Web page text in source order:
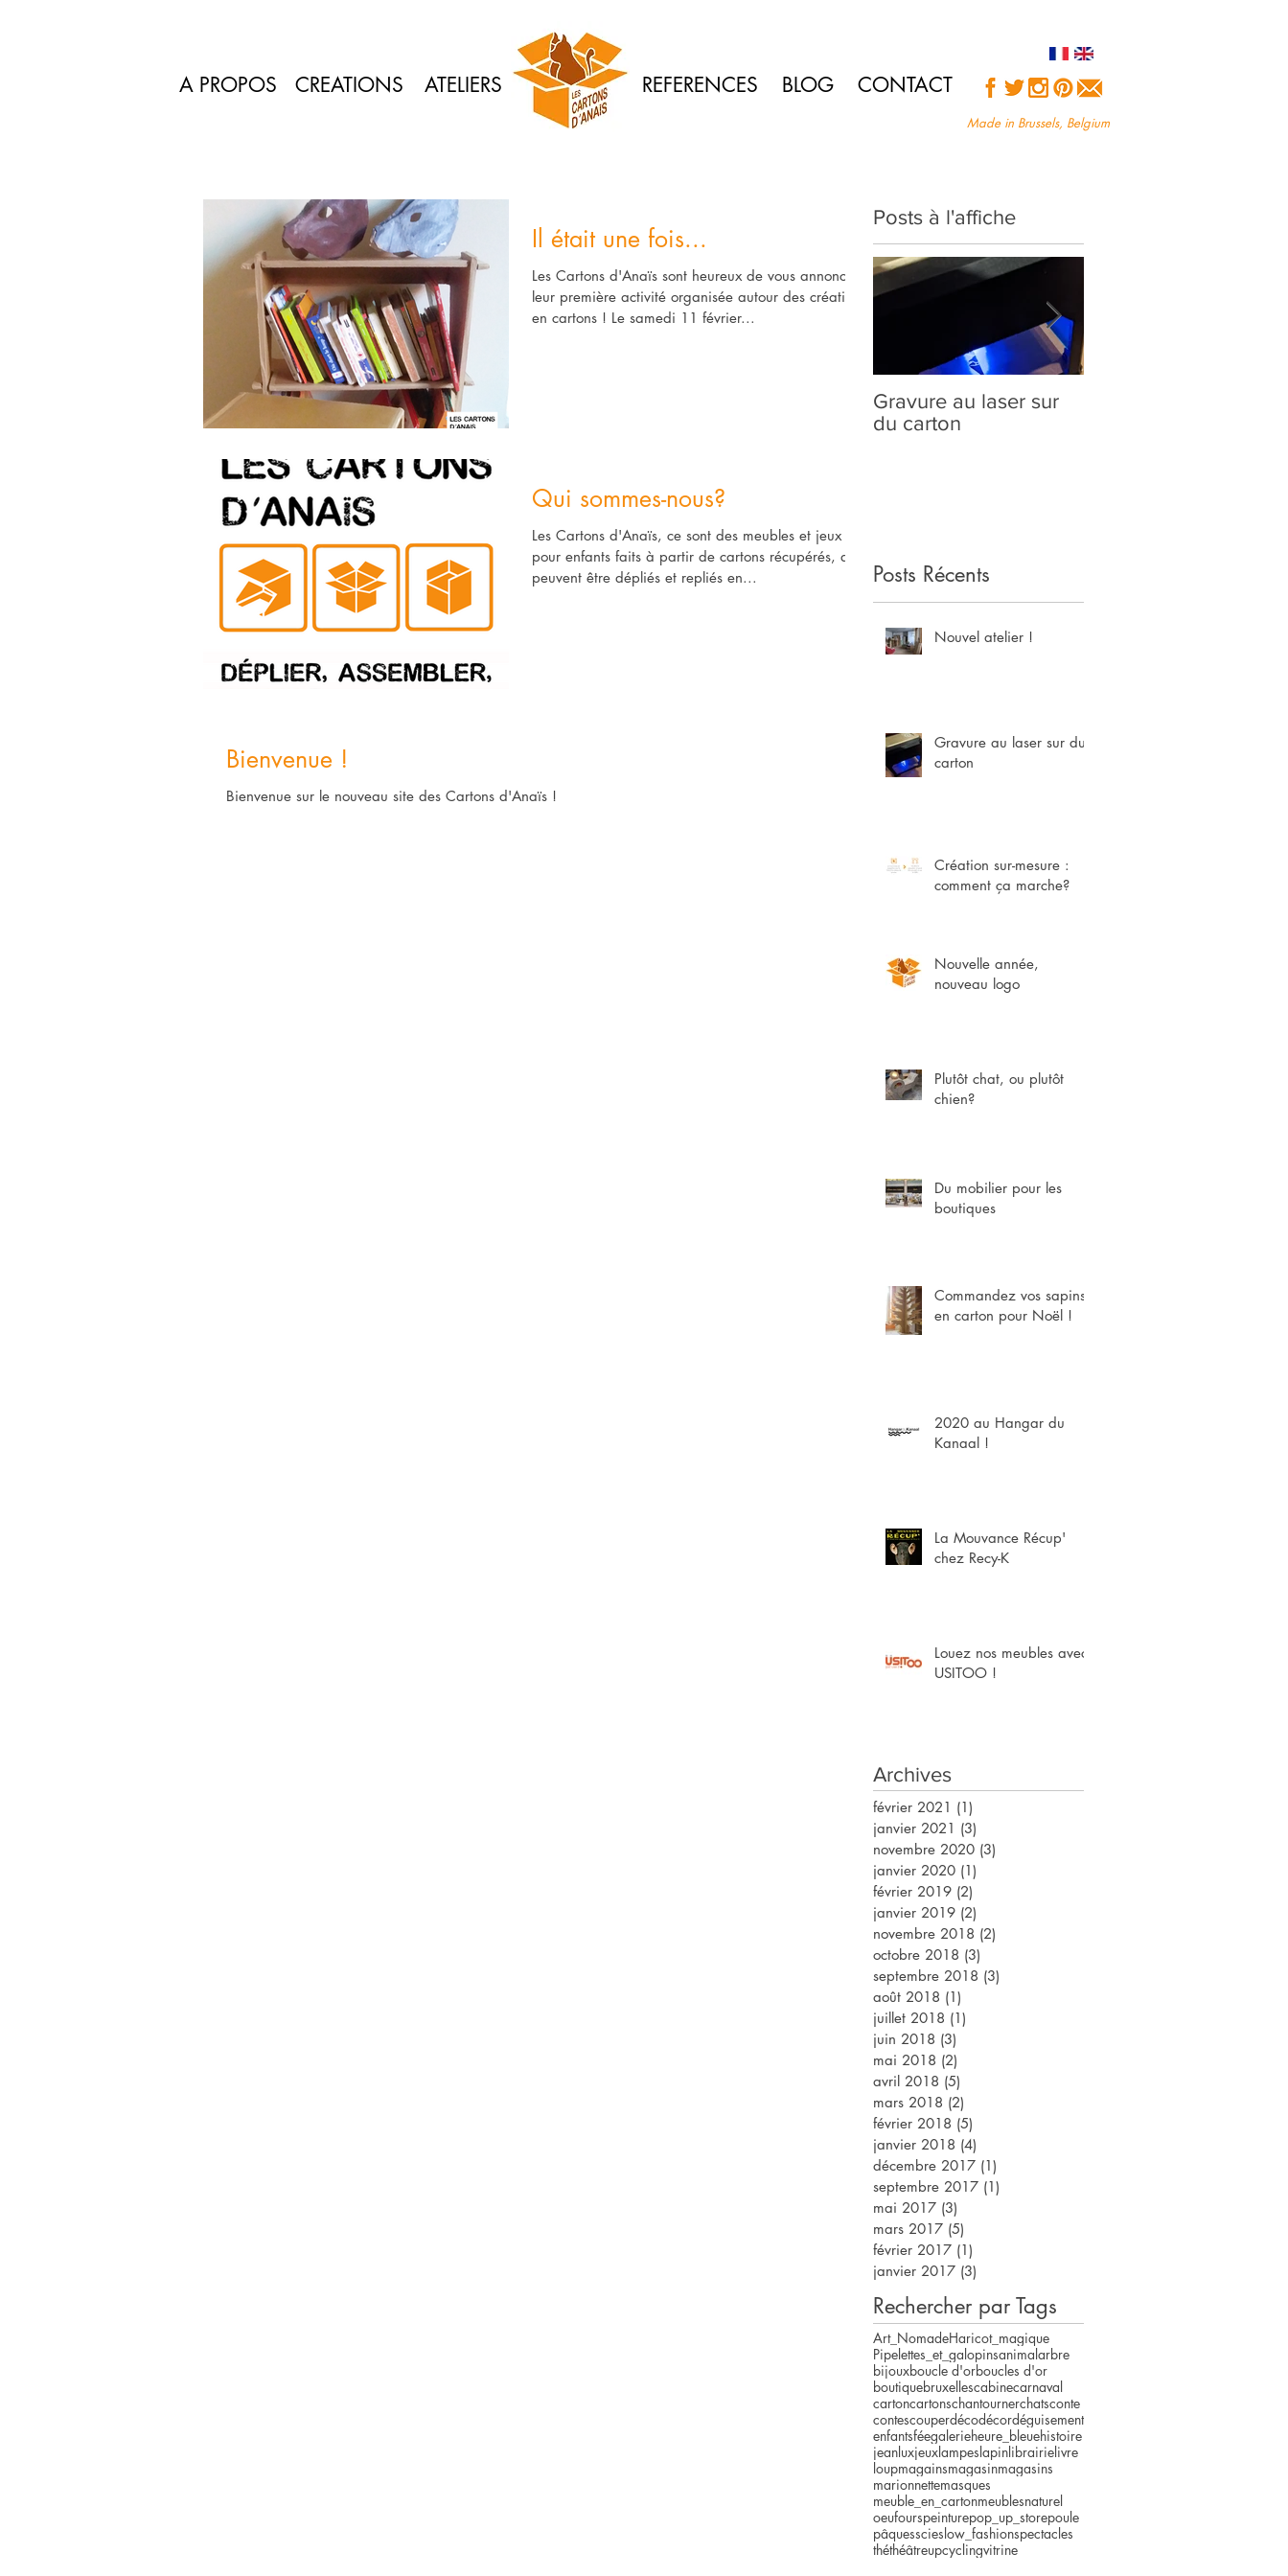
Made in Brussels, Belgium
A PROPOS CREATIONS ATELIERS REFERENCES BLOG CONTACT
Il était une fois...
Les Cartons d'Anaïs sont heureux de vous annoncer
leur première activité organisée autour des créations
en cartons ! Le samedi 11 février...
Qui sommes-nous?
Les Cartons d'Anaïs, ce sont des meubles et jeux
pour enfants faits à partir de cartons récupérés, qui
peuvent être dépliés et repliés en...
Bienvenue !
Bienvenue sur le nouveau site des Cartons d'Anaïs !
Posts à l'affiche
Gravure au laser sur
du carton
Posts Récents
Nouvel atelier !
Gravure au laser sur du
carton
Création sur-mesure :
comment ça marche?
Nouvelle année,
nouveau logo
Plutôt chat, ou plutôt
chien?
Du mobilier pour les
boutiques
Commandez vos sapins
en carton pour Noël !
2020 au Hangar du
Kanaal !
La Mouvance Récup'
chez Recy-K
Louez nos meubles avec
USITOO !
Archives
février 2021 (1)
janvier 2021 (3)
novembre 2020 (3)
janvier 2020 (1)
février 2019 (2)
janvier 2019 (2)
novembre 2018 (2)
octobre 2018 (3)
septembre 2018 (3)
août 2018 (1)
juillet 2018 (1)
juin 2018 (3)
mai 2018 (2)
avril 2018 (5)
mars 2018 (2)
février 2018 (5)
janvier 2018 (4)
décembre 2017 (1)
septembre 2017 (1)
mai 2017 (3)
mars 2017 (5)
février 2017 (1)
janvier 2017 (3)
Rechercher par Tags
Art_NomadeHaricot_magique
Pipelettes_et_galopinsanimalarbre
bijouxboucle d'orboucles d'or
boutiquebruxellescabinecarnaval
cartoncartonschantournerchatsconte
contescouperdécodécordéguisement
enfantsféegalerieheure_bleuehistoire
jeanluxjeuxlampeslapinlibrairielivre
loupmagainsmagasinmagasins
marionnettemasques
meuble_en_cartonmeublesnaturel
oeufourspeinturepop_up_storepoule
pâquesscieslow_fashionspectacles
théthéâtreupcyclingvitrine